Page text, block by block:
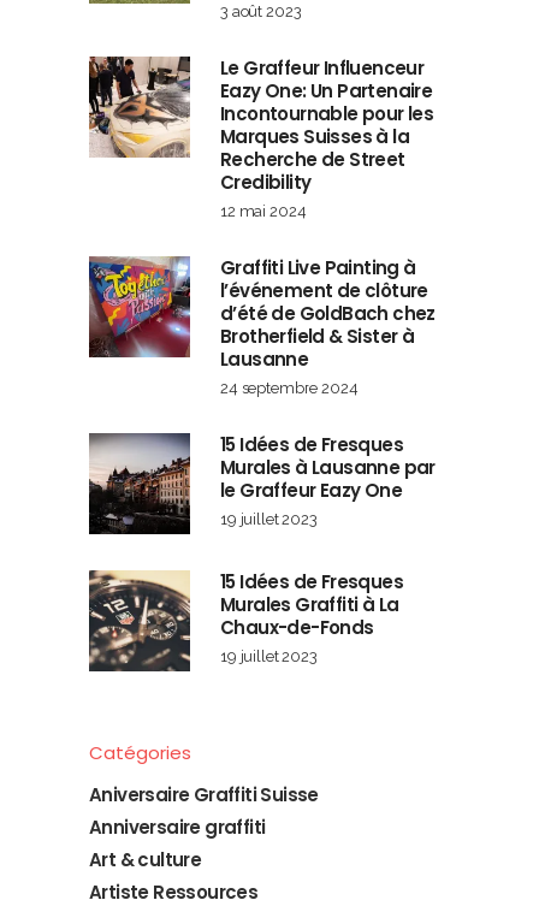
3 août 2023
Le Graffeur Influenceur
Eazy One: Un Partenaire
Incontournable pour les
Marques Suisses à la
Recherche de Street
Credibility
12 mai 2024
Graffiti Live Painting à
l’événement de clôture
d’été de GoldBach chez
Brotherfield & Sister à
Lausanne
24 septembre 2024
15 Idées de Fresques
Murales à Lausanne par
le Graffeur Eazy One
19 juillet 2023
15 Idées de Fresques
Murales Graffiti à La
Chaux-de-Fonds
19 juillet 2023
Catégories
Aniversaire Graffiti Suisse
Anniversaire graffiti
Art & culture
Artiste Ressources